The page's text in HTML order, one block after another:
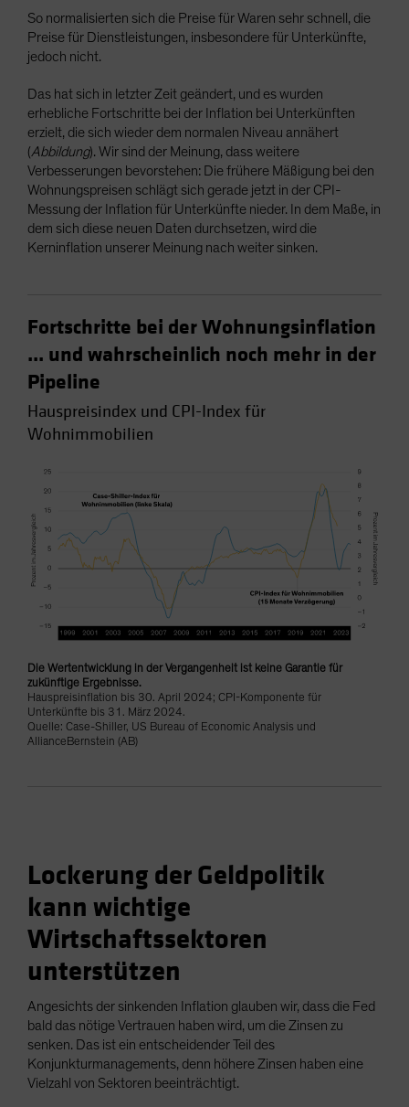
So normalisierten sich die Preise für Waren sehr schnell, die
Preise für Dienstleistungen, insbesondere für Unterkünfte,
jedoch nicht.
Das hat sich in letzter Zeit geändert, und es wurden
erhebliche Fortschritte bei der Inflation bei Unterkünften
erzielt, die sich wieder dem normalen Niveau annähert
(Abbildung). Wir sind der Meinung, dass weitere
Verbesserungen bevorstehen: Die frühere Mäßigung bei den
Wohnungspreisen schlägt sich gerade jetzt in der CPI-
Messung der Inflation für Unterkünfte nieder. In dem Maße, in
dem sich diese neuen Daten durchsetzen, wird die
Kerninflation unserer Meinung nach weiter sinken.
Fortschritte bei der Wohnungsinflation
... und wahrscheinlich noch mehr in der
Pipeline
Hauspreisindex und CPI-Index für
Wohnimmobilien
Die Wertentwicklung in der Vergangenheit ist keine Garantie für
zukünftige Ergebnisse.
Hauspreisinflation bis 30. April 2024; CPI-Komponente für
Unterkünfte bis 31. März 2024.
Quelle: Case-Shiller, US Bureau of Economic Analysis und
AllianceBernstein (AB)
Lockerung der Geldpolitik
kann wichtige
Wirtschaftssektoren
unterstützen
Angesichts der sinkenden Inflation glauben wir, dass die Fed
bald das nötige Vertrauen haben wird, um die Zinsen zu
senken. Das ist ein entscheidender Teil des
Konjunkturmanagements, denn höhere Zinsen haben eine
Vielzahl von Sektoren beeinträchtigt.